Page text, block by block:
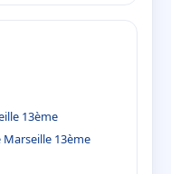
13ème
13ème